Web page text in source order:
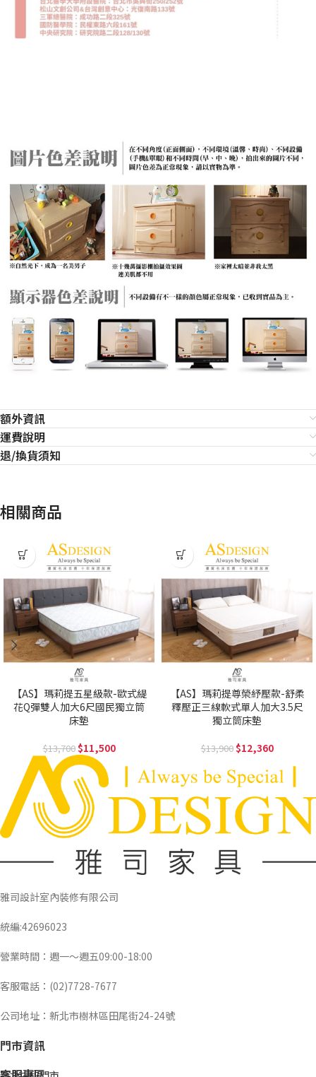
額外資訊
運費說明
退/換貨須知
相關商品
【AS】瑪莉提五星級款-歐式緹
花Q彈雙人加大6尺國民獨立筒
床墊
13,700 11,500
【AS】瑪莉提尊榮紓壓款-舒柔
釋壓正三線軟式單人加大3.5尺
獨立筒床墊
13,900 12,360
雅司設計室內裝修有限公司
統編:42696023
營業時間：週一～週五09:00-18:00
客服電話：(02)7728-7677
公司地址：新北市樹林區田尾街24-24號
門市資訊